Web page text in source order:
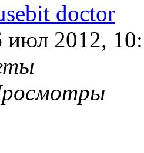
doctor
июл 2012,